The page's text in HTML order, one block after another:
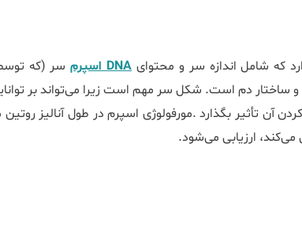
که شامل اندازه سر و محتوای DNA اسپرم
سر (که
ساختار دم است. شکل سر مهم است زیرا می‌تواند بر
آن تأثیر بگذارد .مورفولوژی اسپرم در طول آنالیز
ارزیابی می‌شود.